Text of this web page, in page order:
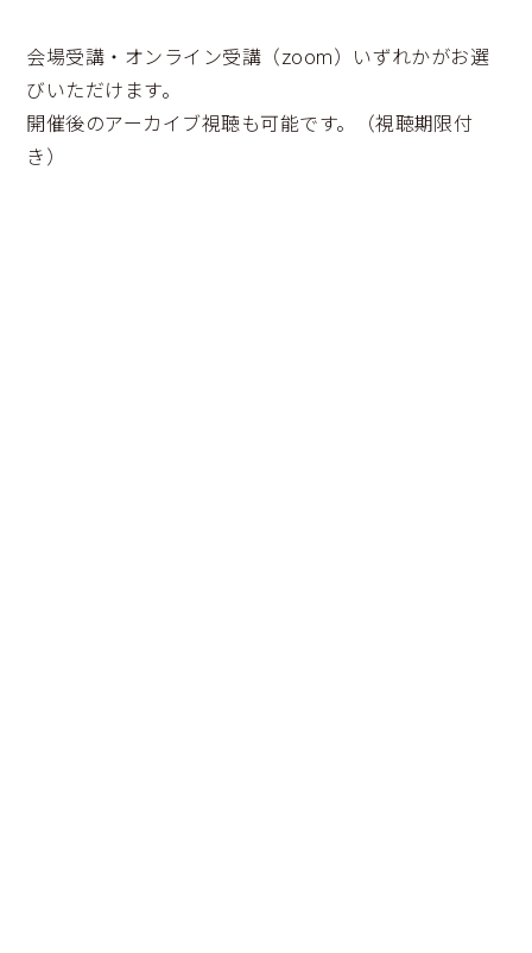
会場受講・オンライン受講（zoom）いずれかがお選
びいただけます。
開催後のアーカイブ視聴も可能です。（視聴期限付
き）